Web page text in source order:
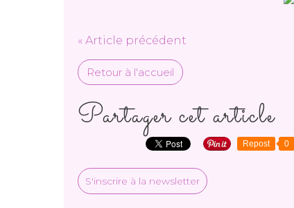
« Article précédent
Retour à l'accueil
Partager cet article
Repost 0
S'inscrire à la newsletter